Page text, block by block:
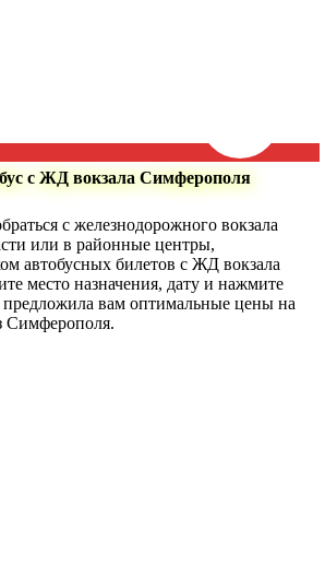
с ЖД вокзала Симферополя
с железнодорожного вокзала
или в районные центры,
автобусных билетов с ЖД вокзала
место назначения, дату и нажмите
предложила вам оптимальные цены на
Симферополя.